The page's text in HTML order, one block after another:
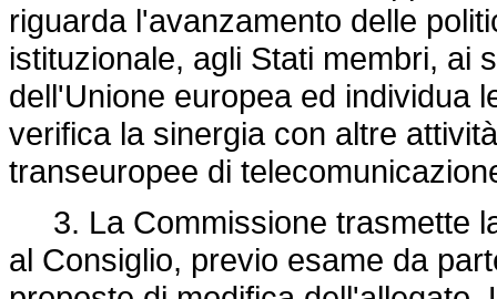
riguarda l'avanzamento delle
istituzionale, agli Stati membri, ai
dell'Unione europea ed individua
verifica la sinergia con altre
transeuropee di
3. La Commissione trasmette
al Consiglio, previo esame da